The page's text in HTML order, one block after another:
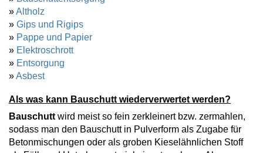
»Altholz
» Gips und Rigips
» Pappe und Papier
» Elektroschrott
» Entsorgung
»Asbest
Als was kann Bauschutt wiederverwertet werden?
Bauschutt wird meist so fein zerkleinert bzw. zermahlen,
sodass man den Bauschutt in Pulverform als Zugabe für
Betonmischungen oder als groben Kieselähnlichen Stoff